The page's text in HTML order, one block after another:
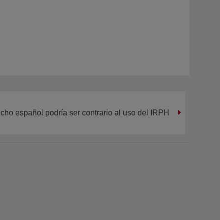
español podría ser contrario al uso del IRPH